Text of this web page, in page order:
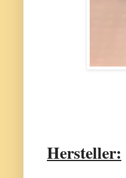
Hersteller: